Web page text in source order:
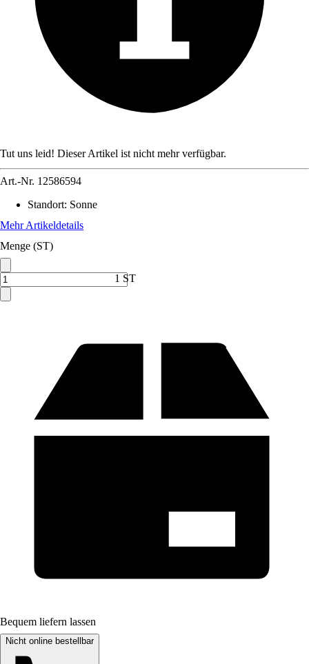
Tut uns leid! Dieser Artikel ist nicht mehr verfügbar.
Art.-Nr. 12586594
Standort: Sonne
Mehr Artikeldetails
Menge (ST)
1 ST
Bequem liefern lassen
Nicht online bestellbar